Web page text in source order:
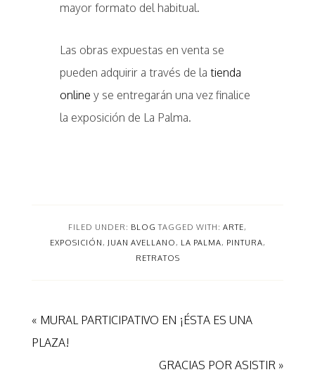
mayor formato del habitual.
Las obras expuestas en venta se
pueden adquirir a través de la tienda
online y se entregarán una vez finalice
la exposición de La Palma.
FILED UNDER: BLOG TAGGED WITH: ARTE,
EXPOSICIÓN , JUAN AVELLANO , LA PALMA, PINTURA,
RETRATOS
« MURAL PARTICIPATIVO EN ¡ÉSTA ES UNA
PLAZA!
GRACIAS POR ASISTIR »